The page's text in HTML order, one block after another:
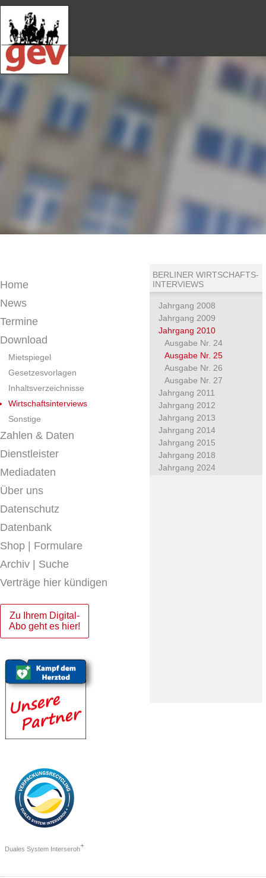
Home
News
Termine
Download
Mietspiegel
Gesetzesvorlagen
Inhaltsverzeichnisse
Wirtschaftsinterviews
Sonstige
Zahlen & Daten
Dienstleister
Mediadaten
Über uns
Datenschutz
Datenbank
Shop | Formulare
Archiv | Suche
Verträge hier kündigen
Zu Ihrem Digital-
Abo geht es hier!
Duales System Interseroh+
BERLINER WIRTSCHAFTS-
INTERVIEWS
Jahrgang 2008
Jahrgang 2009
Jahrgang 2010
Ausgabe Nr. 24
Ausgabe Nr. 25
Ausgabe Nr. 26
Ausgabe Nr. 27
Jahrgang 2011
Jahrgang 2012
Jahrgang 2013
Jahrgang 2014
Jahrgang 2015
Jahrgang 2018
Jahrgang 2024